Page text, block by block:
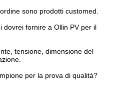
sono prodotti customed.
dovrei fornire a Ollin PV per il
tensione, dimensione del
per la prova di qualità?